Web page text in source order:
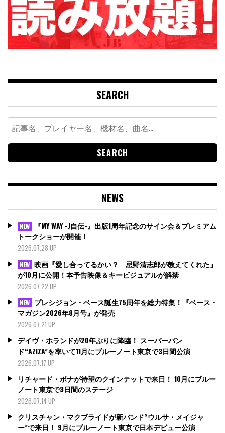
SEARCH
Search
for:
NEWS
NEW
『MY WAY -J自伝-』出版1周年記念のサイン会＆プレミアム
トークショーが開催！
2026.07.28 UP
NEW 映画『愛し合ってるかい？ 忌野清志郎が教えてくれた』
が10月に公開！本予告映像＆キービジュアルが解禁
2026.07.22 UP
NEW プレシジョン・ベース誕生75周年を総力特集！『ベース・
マガジン2026年8月号』が発売
2026.07.21 UP
デイヴ・ホランドが20年ぶりに降臨！ スーパーバン
ド“AZIZA”を率いて11月にブルーノート東京で3日間公演
2026.07.17 UP
リチャード・ボナが待望のクインテットで来日！ 10月にブルー
ノート東京で3日間のステージ
2026.07.14 UP
クリスチャン・マクブライドが新バンド“ウルサ・メイジャ
ー”で来日！ 9月にブルーノート東京で日本デビュー公演